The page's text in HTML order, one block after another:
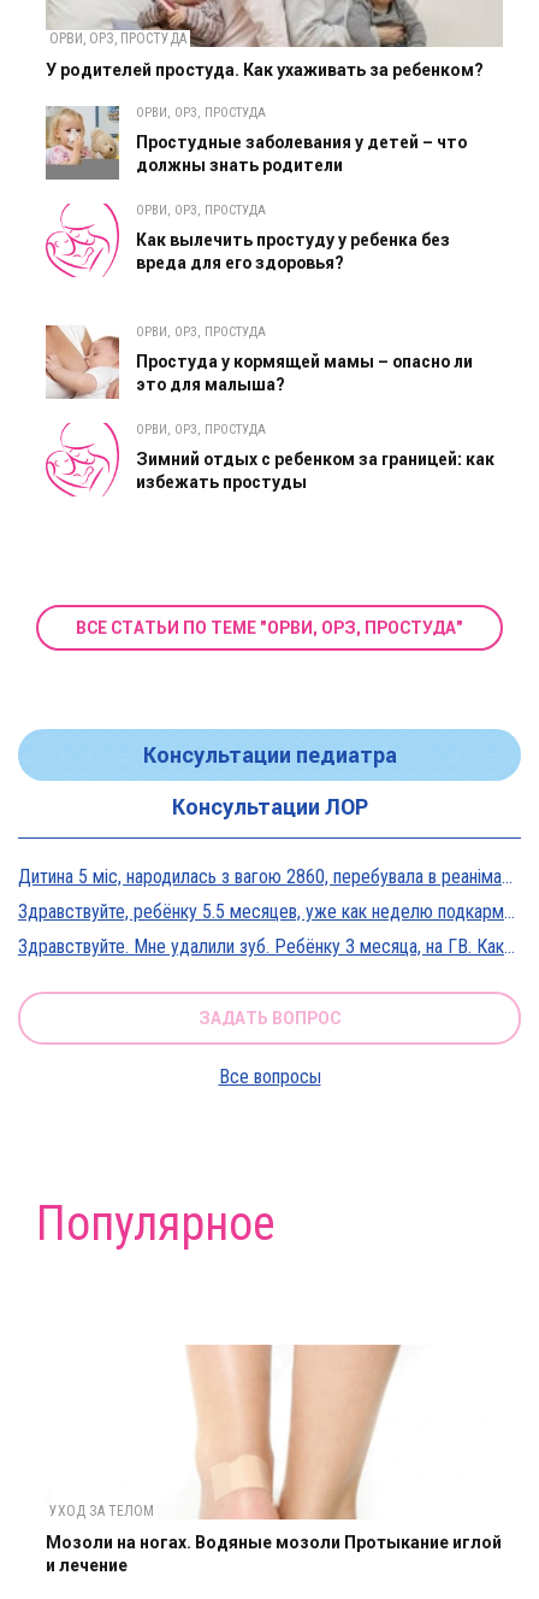
ОРВИ, ОРЗ, ПРОСТУДА
У родителей простуда. Как ухаживать за ребенком?
ОРВИ, ОРЗ, ПРОСТУДА
Простудные заболевания у детей – что
должны знать родители
ОРВИ, ОРЗ, ПРОСТУДА
Как вылечить простуду у ребенка без
вреда для его здоровья?
ОРВИ, ОРЗ, ПРОСТУДА
Простуда у кормящей мамы – опасно ли
это для малыша?
ОРВИ, ОРЗ, ПРОСТУДА
Зимний отдых с ребенком за границей: как
избежать простуды
ВСЕ СТАТЬИ ПО ТЕМЕ "ОРВИ, ОРЗ, ПРОСТУДА"
Консультации педиатра
Консультации ЛОР
Дитина 5 міс, народилась з вагою 2860, перебувала в реанімації у дуже тяжкому стані, діагноз Гіпоксична енцефалопатія 2 ст. На даний момент вага 5800, відмовляється від їжі, плаче близько 5 днів, періоди активності присутні, стул зі слизом зелений оформлений, на штучному вигодовуванні Нан безлактозний,за раз або з перервами з'їдає 90-120 мл. Прошу допомоги в даній ситуації?
Здравствуйте, ребёнку 5.5 месяцев, уже как неделю подкармливаю смесью, пробовали 3 вида нан, милупа и остановились на малютке премиум, только вчера появились красные пятна вокруг рта после кормления смесью, и мы опять попробовали милупа и нан, реакция осталась, что делать?
Здравствуйте. Мне удалили зуб. Ребёнку 3 месяца, на ГВ. Какие антибиотики можно принимать? Спасибо
ЗАДАТЬ ВОПРОС
Все вопросы
Популярное
УХОД ЗА ТЕЛОМ
Мозоли на ногах. Водяные мозоли Протыкание иглой
и лечение